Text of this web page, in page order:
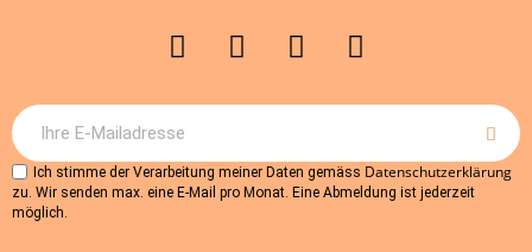
Ich stimme der Verarbeitung meiner Daten gemäss Datenschutzerklärung
zu. Wir senden max. eine E-Mail pro Monat. Eine Abmeldung ist jederzeit
möglich.